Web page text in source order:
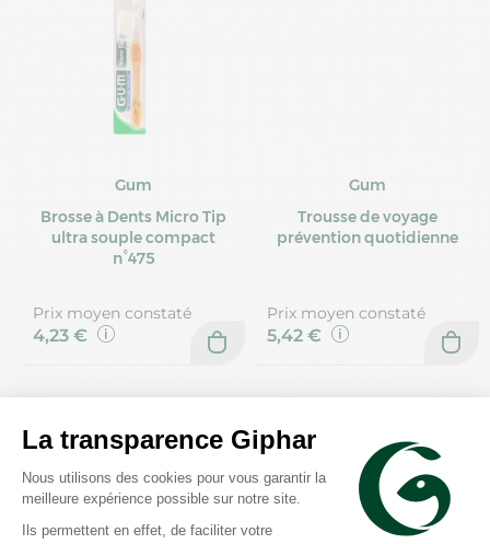
Gum
Brosse à Dents Micro Tip
ultra souple compact
n°475
Prix moyen constaté
4,23 €
Gum
Trousse de voyage
prévention quotidienne
Prix moyen constaté
5,42 €